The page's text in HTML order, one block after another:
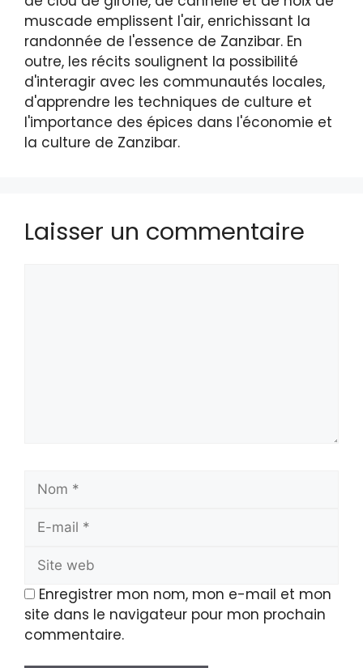
muscade emplissent l'air, enrichissant la
randonnée de l'essence de Zanzibar. En
outre, les récits soulignent la possibilité
d'interagir avec les communautés locales,
d'apprendre les techniques de culture et
l'importance des épices dans l'économie et
la culture de Zanzibar.
Laisser un commentaire
Enregistrer mon nom, mon e-mail et mon
site dans le navigateur pour mon prochain
commentaire.